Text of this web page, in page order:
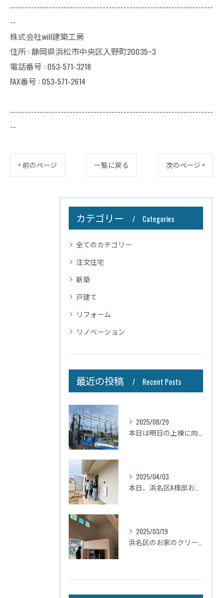
--------------------------------------------------------------------
--
株式会社will建築工房
住所 : 静岡県浜松市中央区入野町20035ｰ3
電話番号 : 053-571-3218
FAX番号 : 053-571-2614
--------------------------------------------------------------------
--
< 前のページ 一覧に戻る 次のページ >
カテゴリー Categories
全てのカテゴリー
注文住宅
新築
戸建て
リフォーム
リノベーション
最近の投稿 Recent Posts
2025/08/29
2025/04/03
2025/03/19